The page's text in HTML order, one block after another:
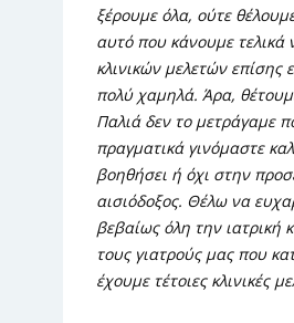
ξέρουμε όλα, ούτε
αυτό που κάνουμε τελικά
κλινικών μελετών
πολύ χαμηλά. Άρα,
Παλιά δεν το μετράγαμε
πραγματικά γινόμαστε
βοηθήσει ή όχι στην
αισιόδοξος. Θέλω να
βεβαίως όλη την ιατρική
τους γιατρούς μας που
έχουμε τέτοιες κλινικές